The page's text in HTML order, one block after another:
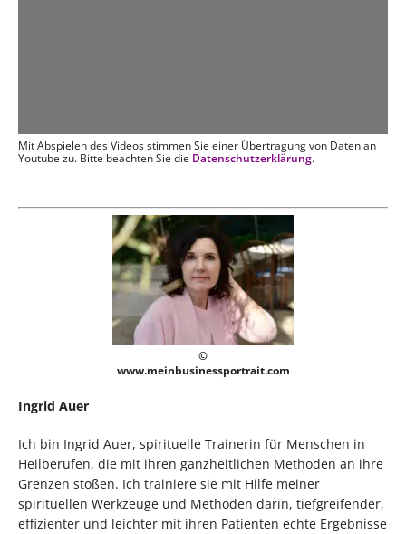
Mit Abspielen des Videos stimmen Sie einer Übertragung von Daten an
Youtube zu. Bitte beachten Sie die Datenschutzerklärung.
©
www.meinbusinessportrait.com
Ingrid Auer
Ich bin Ingrid Auer, spirituelle Trainerin für Menschen in
Heilberufen, die mit ihren ganzheitlichen Methoden an ihre
Grenzen stoßen. Ich trainiere sie mit Hilfe meiner
spirituellen Werkzeuge und Methoden darin, tiefgreifender,
effizienter und leichter mit ihren Patienten echte Ergebnisse